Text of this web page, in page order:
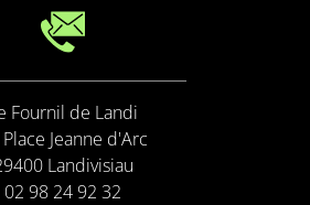
Fournil de Landi
Jeanne d'Arc
Landivisiau
02 98 24 92 32